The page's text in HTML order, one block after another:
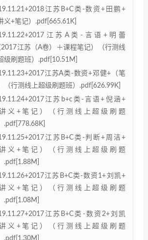
江苏B+C类-数资+田鹏+
义+笔记）.pdf[665.61K]
江苏A类-言语+明蕾
2017江苏（A卷）＋课程笔记）（行测线
级刷题班）.pdf[10.51M]
江苏A类-数资+邓健+（笔
（行测线上超级刷题班）.pdf[626.99K]
江苏b+c类-言语+倪涵+
讲义+笔记）（行测线上超级刷题
.pdf[778.68K]
江苏B+C类-判断+周洁+
讲义+笔记）（行测线上超级刷题
.pdf[1.88M]
江苏B+C类-数资1+刘凯+
讲义+笔记）（行测线上超级刷题
.pdf[1.08M]
江苏B+C类-数资2+刘凯
讲义+笔记）（行测线上超级刷题